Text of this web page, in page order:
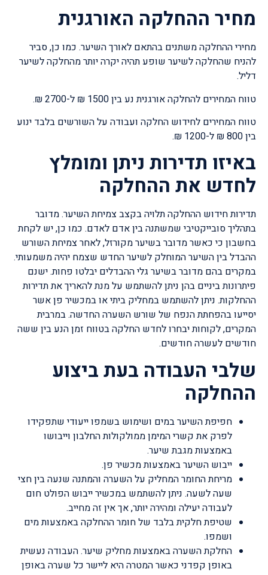
מחיר ההחלקה האורגנית
מחירי ההחלקה משתנים בהתאם לאורך השיער. כמו כן, סביר
להניח שהחלקה לשיער שופע תהיה יקרה יותר מהחלקה לשיער
דליל.
טווח המחירים להחלקה אורגנית נע בין 1500 ₪ ל-2700 ₪.
טווח המחירים לחידוש החלקה ועבודה על השורשים בלבד ינוע
בין 800 ₪ ל-1200 ₪.
באיזו תדירות ניתן ומומלץ
לחדש את ההחלקה
תדירות חידוש ההחלקה תלויה בקצב צמיחת השיער. מדובר
בתהליך סובייקטיבי שמשתנה בין אדם לאדם. כמו כן, יש לקחת
בחשבון כי כאשר מדובר בשיער מקורזל, לאחר צמיחת השורש
ההבדל בין השיער המוחלק לשיער החדש שצמח יהיה משמעותי.
במקרים בהם מדובר בשיער גלי ההבדלים יבלטו פחות. ישנם
פיתרונות ביניים בהן ניתן להשתמש על מנת להאריך את תדירות
ההחלקות. ניתן להשתמש במחליק ביתי או במכשיר פן אשר
יסייעו בהפחתת הנפח של שורש השערה החדשה. במרבית
המקרים, לקוחות יבחרו לחדש החלקה בטווח זמן הנע בין ששה
חודשים לעשרה חודשים.
שלבי העבודה בעת ביצוע
ההחלקה
חפיפת השיער במים ושימוש בשמפו ייעודי שתפקידו
לפרק את קשרי המימן ממולקולות החלבון וייבושו
באמצעות מגבת שיער.
ייבוש השיער באמצעות מכשיר פן.
מריחת החומר המחליק על השערה והמתנה שנעה בין חצי
שעה לשעה. ניתן להשתמש במכשיר ייבוש הפולט חום
לעבודה יעילה ומהירה יותר, אך אין זה מחייב.
שטיפת חלקית בלבד של חומר ההחלקה באמצעות מים
ושמפו.
החלקת השערה באמצעות מחליק שיער. העבודה נעשית
באופן קפדני כאשר המטרה היא ליישר כל שערה באופן